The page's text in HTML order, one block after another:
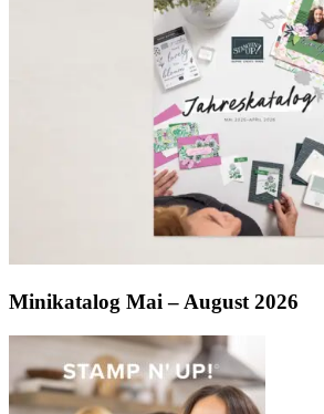
Minikatalog Mai – August 2026